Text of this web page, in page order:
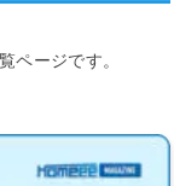
ページです。